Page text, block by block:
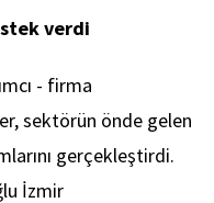
verdi
- firma
sektörün önde gelen
gerçekleştirdi.
İzmir